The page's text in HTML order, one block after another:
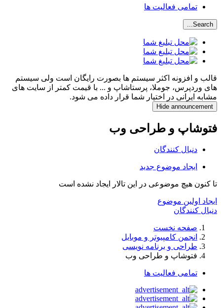
تمامی فعالیت ها
Search...
قالب و افزونه اکثر سیستم ها بصورت رایگان است ولی سیستم
های وردپرس، جوملا، پرستاشاپ و ... با قیمت کمتر از سایت های
مشابه ایرانی در اختیار شما قرار داده می شود.
Hide announcement
فتوشاپ و طراحی وب
دنبال کنندگان
ایجاد موضوع جدید
تا کنون هیچ موضوعی در این تالار ایجاد نشده است
ایجاد اولین موضوع
دنبال کنندگان
صفحه نخست
انجمن کامپیوتر و موبایل
طراحی و برنامه نویسی
فتوشاپ و طراحی وب
تمامی فعالیت ها